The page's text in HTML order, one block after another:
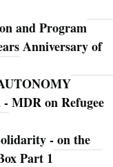
and Program
Anniversary of
MDR on Refugee
- on the
Part 1